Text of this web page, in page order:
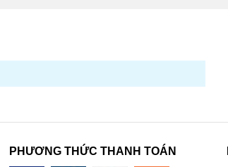
PHƯƠNG THỨC THANH TOÁN